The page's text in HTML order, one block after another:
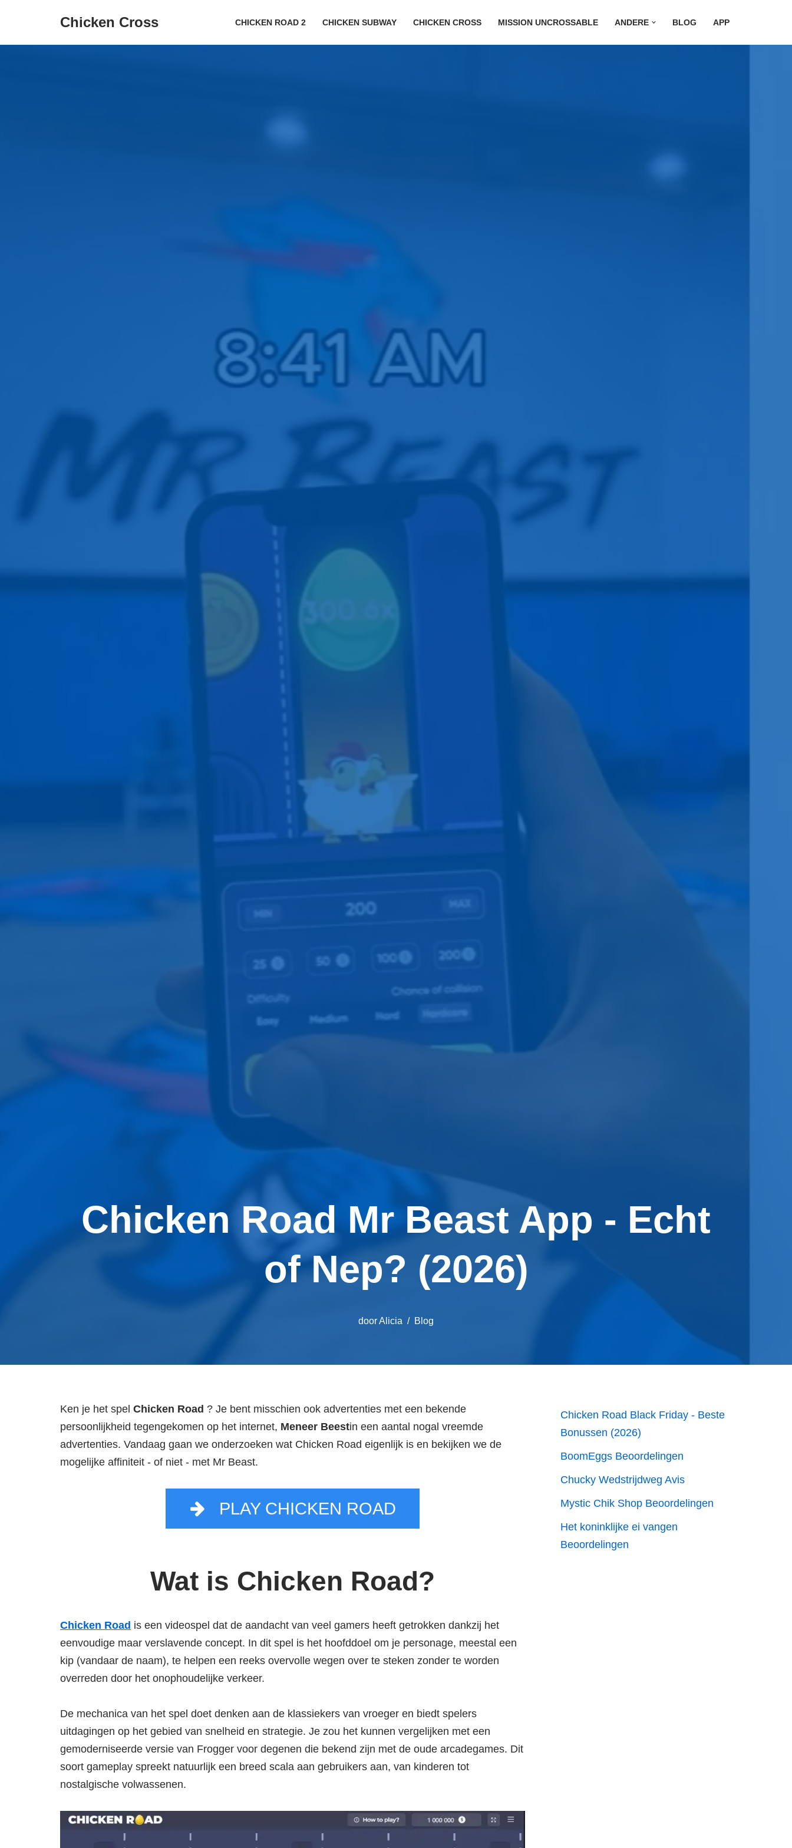
Chicken Cross CHICKEN ROAD 2 CHICKEN SUBWAY CHICKEN CROSS MISSION UNCROSSABLE ANDERE BLOG APP
Chicken Road Mr Beast App - Echt
of Nep? (2026)
doorAlicia Blog
Ken je het spel Chicken Road ? Je bent misschien ook advertenties met een bekende
persoonlijkheid tegengekomen op het internet, Meneer Beestin een aantal nogal vreemde
advertenties. Vandaag gaan we onderzoeken wat Chicken Road eigenlijk is en bekijken we de
mogelijke affiniteit - of niet - met Mr Beast.
PLAY CHICKEN ROAD
Wat is Chicken Road?
Chicken Road is een videospel dat de aandacht van veel gamers heeft getrokken dankzij het
eenvoudige maar verslavende concept. In dit spel is het hoofddoel om je personage, meestal een
kip (vandaar de naam), te helpen een reeks overvolle wegen over te steken zonder te worden
overreden door het onophoudelijke verkeer.
De mechanica van het spel doet denken aan de klassiekers van vroeger en biedt spelers
uitdagingen op het gebied van snelheid en strategie. Je zou het kunnen vergelijken met een
gemoderniseerde versie van Frogger voor degenen die bekend zijn met de oude arcadegames. Dit
soort gameplay spreekt natuurlijk een breed scala aan gebruikers aan, van kinderen tot
nostalgische volwassenen.
Chicken Road Black Friday - Beste
Bonussen (2026)
BoomEggs Beoordelingen
Chucky Wedstrijdweg Avis
Mystic Chik Shop Beoordelingen
Het koninklijke ei vangen
Beoordelingen